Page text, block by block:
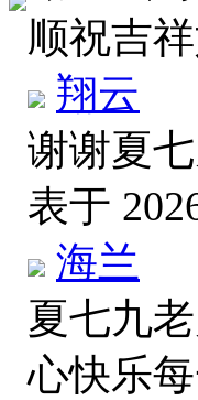
顺祝吉
翔云
谢谢夏
表于
海兰
夏七九
心快乐